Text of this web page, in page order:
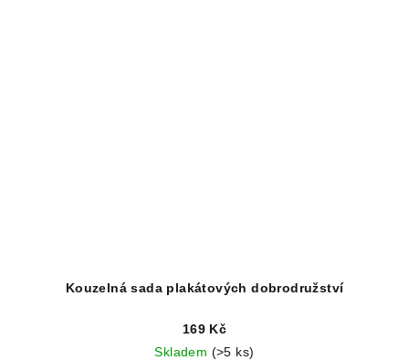
Kouzelná sada plakátových dobrodružství
169 Kč
Skladem (>5 ks)